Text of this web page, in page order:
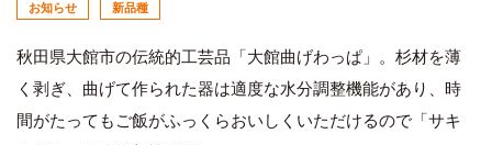
お知らせ 新品種
秋田県大館市の伝統的工芸品「大館曲げわっぱ」。杉材を薄
く剥ぎ、曲げて作られた器は適度な水分調整機能があり、時
間がたってもご飯がふっくらおいしくいただけるので「サキ